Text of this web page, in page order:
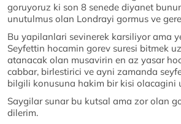
goruyoruz ki son 8 senede diyanet
unutulmus olan Londrayi gormus ve
Bu yapilanlari sevinerek karsiliyor ama
Seyfettin hocamin gorev suresi bitmek
atanacak olan musavirin en az yasar
cabbar, birlestirici ve ayni zamanda
bilgili konusuna hakim bir kisi olacagini
Saygilar sunar bu kutsal ama zor olan
dilerim.